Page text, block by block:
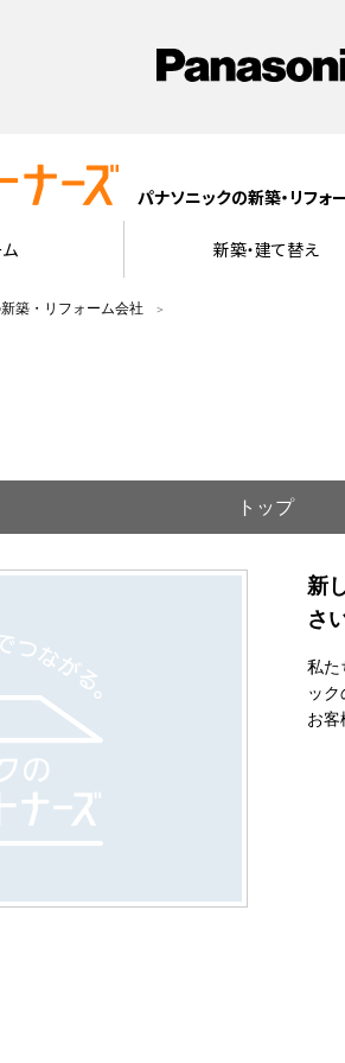
パナソニックの新築・リフォ
新築・建て替え
築・リフォーム会社
トップ
新
さ
私た
ック
お客